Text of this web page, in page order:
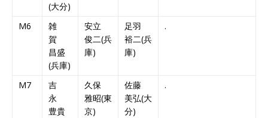
(大分)
M6
雑
賀
昌盛
(兵庫)
安立
俊二(兵
庫)
足羽
裕二(兵
庫)
.
M7
吉
永
豊貴
久保
雅昭(東
京)
佐藤
美弘(大
分)
.